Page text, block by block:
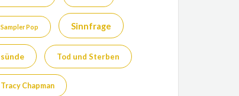
Sampler Pop Sinnfrage
sünde Tod und Sterben
Tracy Chapman